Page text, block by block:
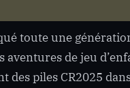
toute une
de jeu
piles CR2025